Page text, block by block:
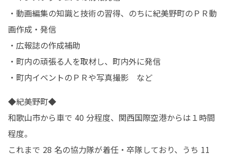
・動画編集の知識と技術の習得、のちに紀美野町のＰＲ動
画作成・発信
・広報誌の作成補助
・町内の頑張る人を取材し、町内外に発信
・町内イベントのＰＲや写真撮影　など
◆紀美野町◆
和歌山市から車で 40 分程度、関西国際空港からは１時間
程度。
これまで 28 名の協力隊が着任・卒隊しており、うち 11